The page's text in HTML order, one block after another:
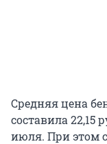
Средняя цена
составила 22,15
июля. При этом